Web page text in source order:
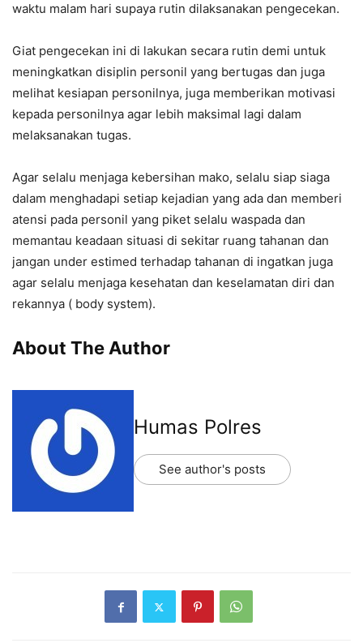
waktu malam hari supaya rutin dilaksanakan pengecekan.
Giat pengecekan ini di lakukan secara rutin demi untuk
meningkatkan disiplin personil yang bertugas dan juga
melihat kesiapan personilnya, juga memberikan motivasi
kepada personilnya agar lebih maksimal lagi dalam
melaksanakan tugas.
Agar selalu menjaga kebersihan mako, selalu siap siaga
dalam menghadapi setiap kejadian yang ada dan memberi
atensi pada personil yang piket selalu waspada dan
memantau keadaan situasi di sekitar ruang tahanan dan
jangan under estimed terhadap tahanan di ingatkan juga
agar selalu menjaga kesehatan dan keselamatan diri dan
rekannya ( body system).
About The Author
Humas Polres
See author's posts